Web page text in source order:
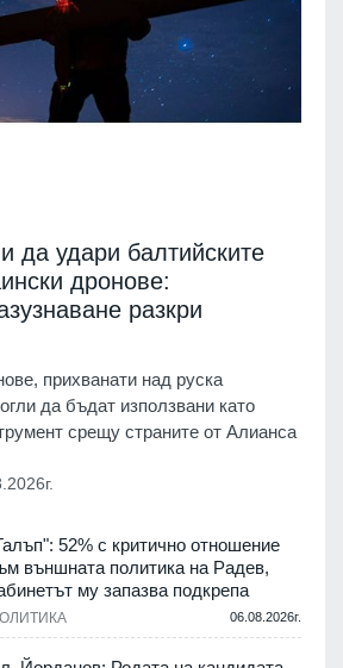
да удари балтийските
дронове:
разкри
прихванати над руска
да бъдат използвани като
срещу страните от Алианса
52% с критично отношение
външната политика на Радев,
му запазва подкрепа
06.08.2026г.